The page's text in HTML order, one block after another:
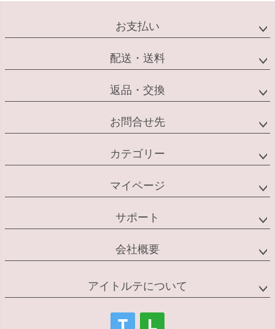
お支払い
配送・送料
返品・交換
お問合せ先
カテゴリー
マイページ
サポート
会社概要
アイトルテについて